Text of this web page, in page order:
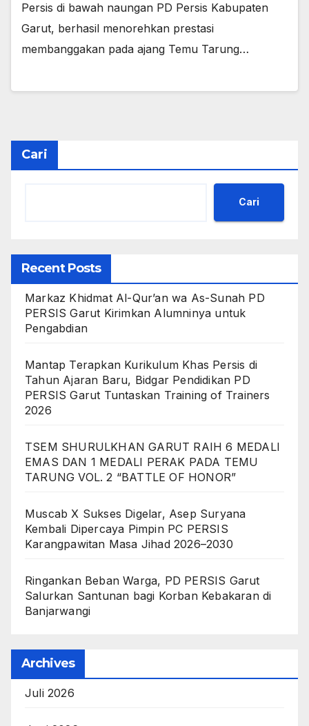
Persis di bawah naungan PD Persis Kabupaten
Garut, berhasil menorehkan prestasi
membanggakan pada ajang Temu Tarung…
Cari
Cari
Recent Posts
Markaz Khidmat Al-Qur’an wa As-Sunah PD
PERSIS Garut Kirimkan Alumninya untuk
Pengabdian
Mantap Terapkan Kurikulum Khas Persis di
Tahun Ajaran Baru, Bidgar Pendidikan PD
PERSIS Garut Tuntaskan Training of Trainers
2026
TSEM SHURULKHAN GARUT RAIH 6 MEDALI
EMAS DAN 1 MEDALI PERAK PADA TEMU
TARUNG VOL. 2 “BATTLE OF HONOR”
Muscab X Sukses Digelar, Asep Suryana
Kembali Dipercaya Pimpin PC PERSIS
Karangpawitan Masa Jihad 2026–2030
Ringankan Beban Warga, PD PERSIS Garut
Salurkan Santunan bagi Korban Kebakaran di
Banjarwangi
Archives
Juli 2026